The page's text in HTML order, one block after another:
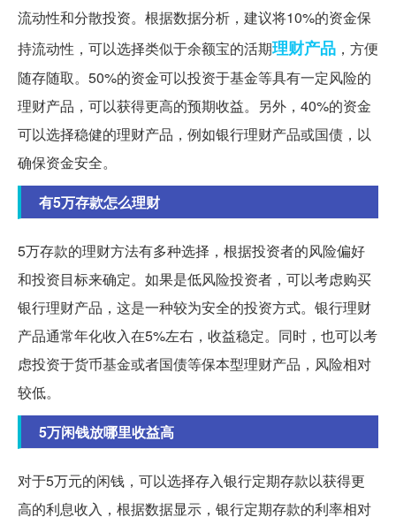
流动性和分散投资。根据数据分析，建议将10%的资金保
持流动性，可以选择类似于余额宝的活期理财产品 ，方便
随存随取。50%的资金可以投资于基金等具有一定风险的
理财产品，可以获得更高的预期收益。另外，40%的资金
可以选择稳健的理财产品，例如银行理财产品或国债，以
确保资金安全。
有5万存款怎么理财
5万存款的理财方法有多种选择，根据投资者的风险偏好
和投资目标来确定。如果是低风险投资者，可以考虑购买
银行理财产品，这是一种较为安全的投资方式。银行理财
产品通常年化收入在5%左右，收益稳定。同时，也可以考
虑投资于货币基金或者国债等保本型理财产品，风险相对
较低。
5万闲钱放哪里收益高
对于5万元的闲钱，可以选择存入银行定期存款以获得更
高的利息收入，根据数据显示，银行定期存款的利率相对